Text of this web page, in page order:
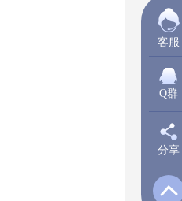
客服
Q群
分享